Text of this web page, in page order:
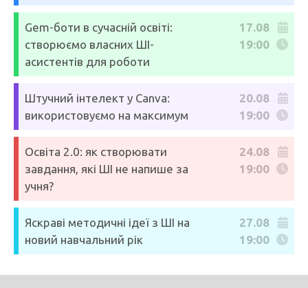
Gem-боти в сучасній освіті:
створюємо власних ШІ-
асистентів для роботи
17.08
19:00
Штучний інтелект у Canva:
використовуємо на максимум
20.08
19:00
Освіта 2.0: як створювати
завдання, які ШІ не напише за
учня?
24.08
19:00
Яскраві методичні ідеї з ШІ на
новий навчальний рік
27.08
19:00